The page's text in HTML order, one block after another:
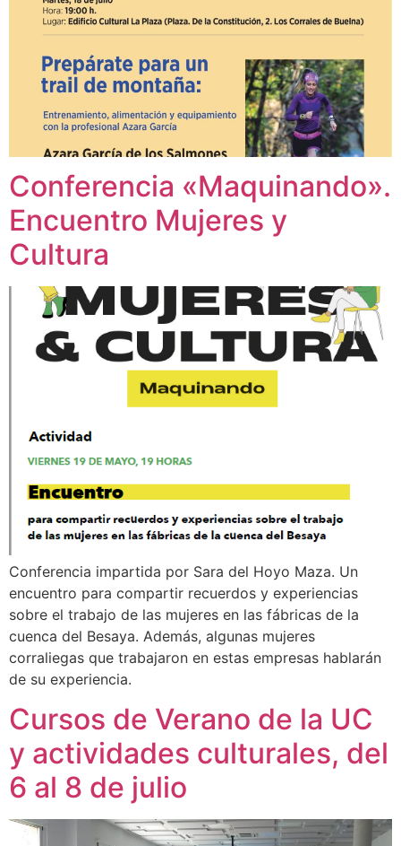
Conferencia «Maquinando».
Encuentro Mujeres y
Cultura
Conferencia impartida por Sara del Hoyo Maza. Un
encuentro para compartir recuerdos y experiencias
sobre el trabajo de las mujeres en las fábricas de la
cuenca del Besaya. Además, algunas mujeres
corraliegas que trabajaron en estas empresas hablarán
de su experiencia.
Cursos de Verano de la UC
y actividades culturales, del
6 al 8 de julio